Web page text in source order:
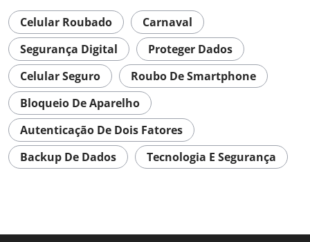
Celular Roubado
Carnaval
Segurança Digital
Proteger Dados
Celular Seguro
Roubo De Smartphone
Bloqueio De Aparelho
Autenticação De Dois Fatores
Backup De Dados
Tecnologia E Segurança